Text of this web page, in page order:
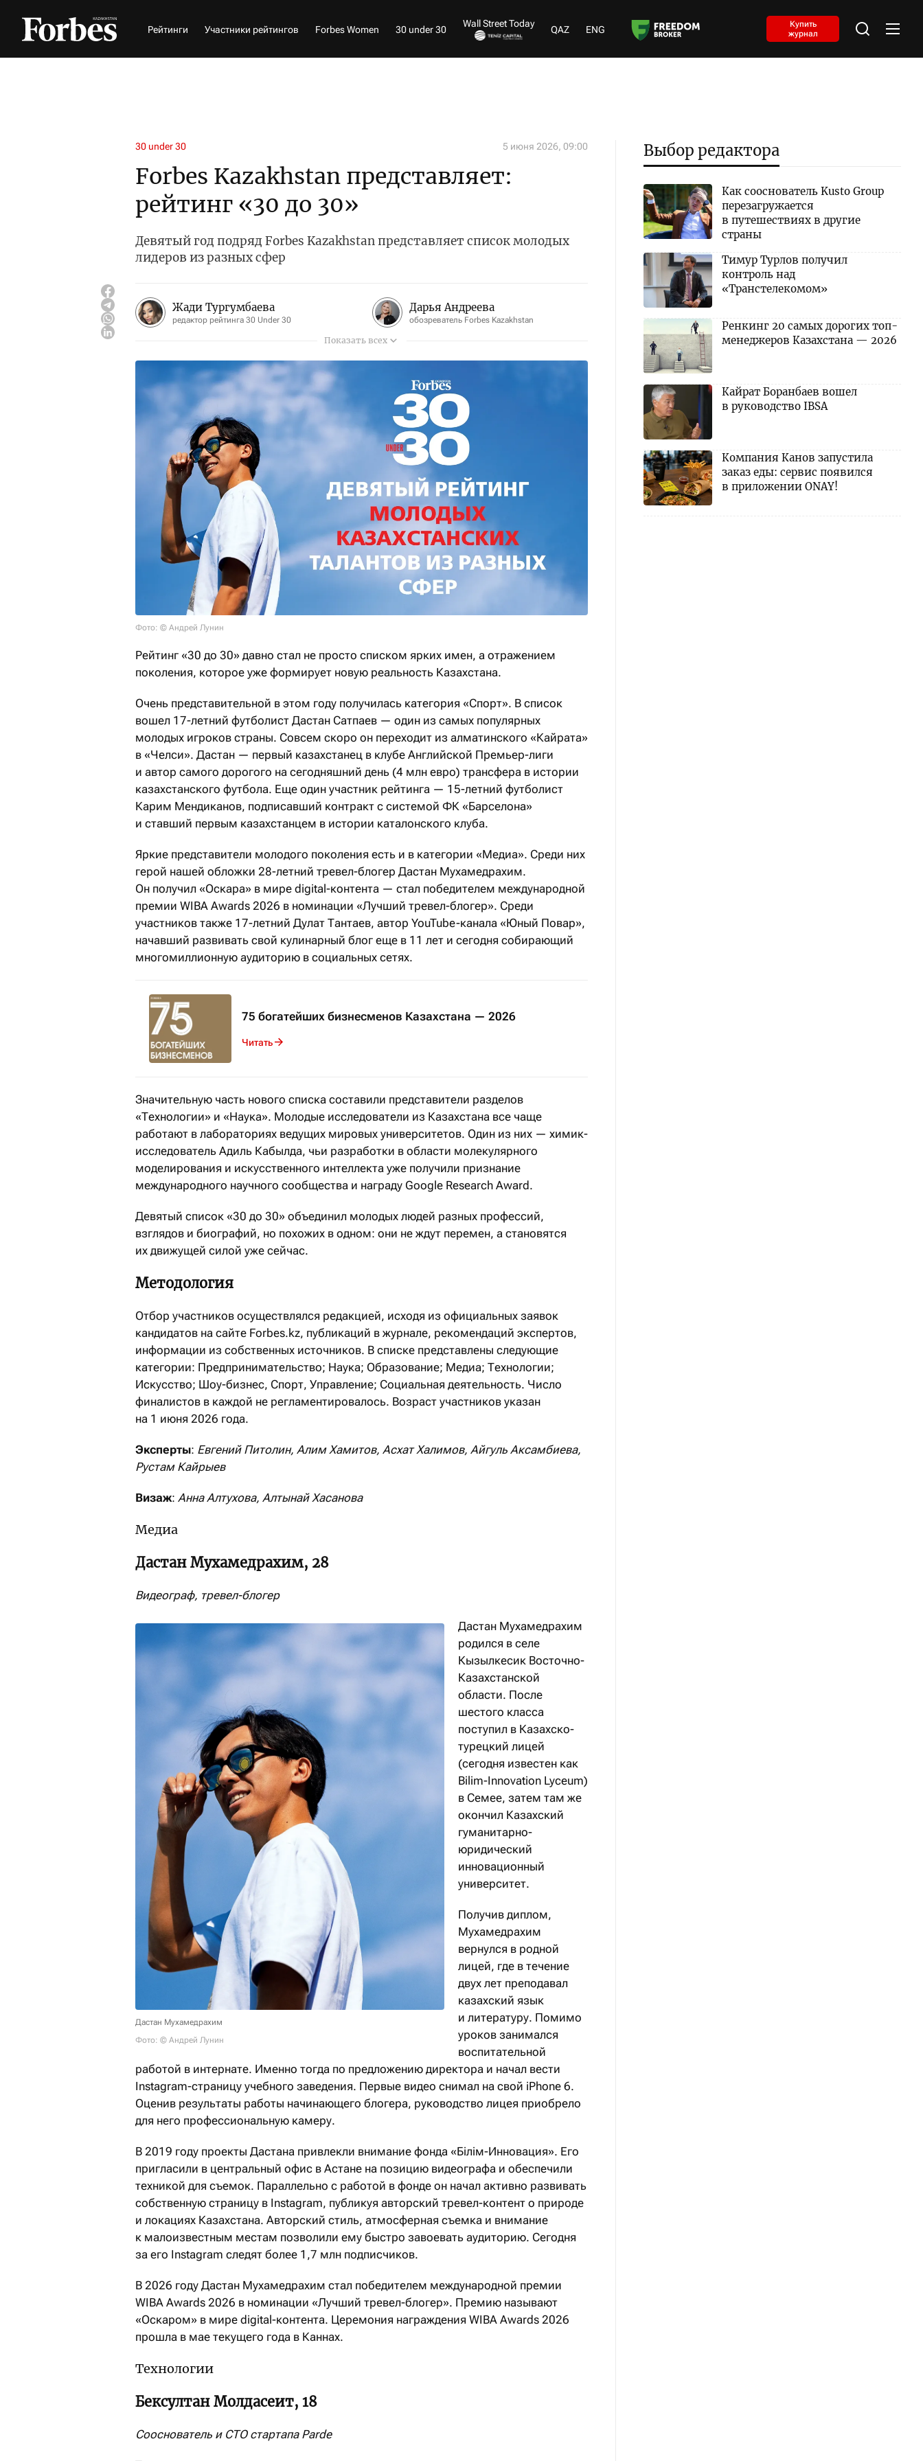
Рейтинги Участники рейтингов Forbes Women 30 under 30
Wall Street Today
QAZ ENG
Купить
журнал
30 under 30 5 июня 2026, 09:00
Forbes Kazakhstan представляет:
рейтинг «30 до 30»
Девятый год подряд Forbes Kazakhstan представляет список молодых
лидеров из разных сфер
Жади Тургумбаева
редактор рейтинга 30 Under 30
Дарья Андреева
обозреватель Forbes Kazakhstan
Показать всех
Фото: © Андрей Лунин
Рейтинг «30 до 30» давно стал не просто списком ярких имен, а отражением
поколения, которое уже формирует новую реальность Казахстана.
Очень представительной в этом году получилась категория «Спорт». В список
вошел 17-летний футболист Дастан Сатпаев — один из самых популярных
молодых игроков страны. Совсем скоро он переходит из алматинского «Кайрата»
в «Челси». Дастан — первый казахстанец в клубе Английской Премьер-лиги
и автор самого дорогого на сегодняшний день (4 млн евро) трансфера в истории
казахстанского футбола. Еще один участник рейтинга — 15-летний футболист
Карим Мендиканов, подписавший контракт с системой ФК «Барселона»
и ставший первым казахстанцем в истории каталонского клуба.
Яркие представители молодого поколения есть и в категории «Медиа». Среди них
герой нашей обложки 28-летний тревел-блогер Дастан Мухамедрахим.
Он получил «Оскара» в мире digital-контента — стал победителем международной
премии WIBA Awards 2026 в номинации «Лучший тревел-блогер». Среди
участников также 17-летний Дулат Тантаев, автор YouTube-канала «Юный Повар»,
начавший развивать свой кулинарный блог еще в 11 лет и сегодня собирающий
многомиллионную аудиторию в социальных сетях.
75 богатейших бизнесменов Казахстана — 2026
Читать
Значительную часть нового списка составили представители разделов
«Технологии» и «Наука». Молодые исследователи из Казахстана все чаще
работают в лабораториях ведущих мировых университетов. Один из них — химик-
исследователь Адиль Кабылда, чьи разработки в области молекулярного
моделирования и искусственного интеллекта уже получили признание
международного научного сообщества и награду Google Research Award.
Девятый список «30 до 30» объединил молодых людей разных профессий,
взглядов и биографий, но похожих в одном: они не ждут перемен, а становятся
их движущей силой уже сейчас.
Методология
Отбор участников осуществлялся редакцией, исходя из официальных заявок
кандидатов на сайте Forbes.kz, публикаций в журнале, рекомендаций экспертов,
информации из собственных источников. В списке представлены следующие
категории: Предпринимательство; Наука; Образование; Медиа; Технологии;
Искусство; Шоу-­бизнес, Спорт, Управление; Социальная деятельность. Число
финалистов в каждой не регламентировалось. Возраст участников указан
на 1 июня 2026 года.
Эксперты: Евгений Питолин, Алим Хамитов, Асхат Халимов, Айгуль Аксамбиева,
Рустам Кайрыев
Визаж: Анна Алтухова, Алтынай Хасанова
Медиа
Дастан Мухамедрахим, 28
Видеограф, тревел-блогер
Дастан Мухамедрахим
Фото: © Андрей Лунин
Дастан Мухамедрахим
родился в селе
Кызылкесик Восточно-
Казахстанской
области. После
шестого класса
поступил в Казахско-
турецкий лицей
(сегодня известен как
Bilim-Innovation Lyceum)
в Семее, затем там же
окончил Казахский
гуманитарно-
юридический
инновационный
университет.
Получив диплом,
Мухамедрахим
вернулся в родной
лицей, где в течение
двух лет преподавал
казахский язык
и литературу. Помимо
уроков занимался
воспитательной
работой в интернате. Именно тогда по предложению директора и начал вести
Instagram-страницу учебного заведения. Первые видео снимал на свой iPhone 6.
Оценив результаты работы начинающего блогера, руководство лицея приобрело
для него профессиональную камеру.
В 2019 году проекты Дастана привлекли внимание фонда «Бiлiм-Инновация». Его
пригласили в центральный офис в Астане на позицию видеографа и обеспечили
техникой для съемок. Параллельно с работой в фонде он начал активно развивать
собственную страницу в Instagram, публикуя авторский тревел-контент о природе
и локациях Казахстана. Авторский стиль, атмосферная съемка и внимание
к малоизвестным местам позволили ему быстро завоевать аудиторию. Сегодня
за его Instagram следят более 1,7 млн подписчиков.
В 2026 году Дастан Мухамедрахим стал победителем международной премии
WIBA Awards 2026 в номинации «Лучший тревел-блогер». Премию называют
«Оскаром» в мире digital-контента. Церемония награждения WIBA Awards 2026
прошла в мае текущего года в Каннах.
Технологии
Бексултан Молдасеит, 18
Сооснователь и CTO стартапа Parde
Выбор редактора
Как сооснователь Kusto Group
перезагружается
в путешествиях в другие
страны
Тимур Турлов получил
контроль над
«Транстелекомом»
Ренкинг 20 самых дорогих топ-
менеджеров Казахстана — 2026
Кайрат Боранбаев вошел
в руководство IBSA
Компания Канов запустила
заказ еды: сервис появился
в приложении ONAY!